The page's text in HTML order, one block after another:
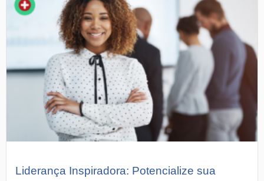
Liderança Inspiradora: Potencialize sua